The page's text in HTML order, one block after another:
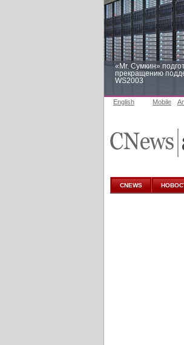
«Mr. Сумкин»
прекращению
WS2003
аналитике
English Mobile
CNEWS